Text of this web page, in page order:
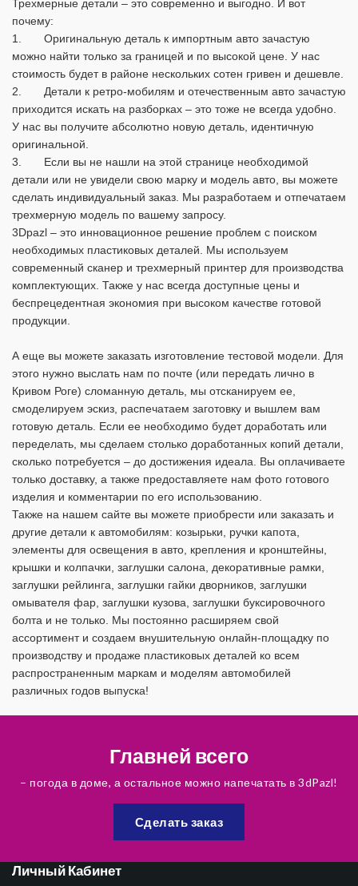
Трехмерные детали – это современно и выгодно. И вот
почему:
1. Оригинальную деталь к импортным авто зачастую
можно найти только за границей и по высокой цене. У нас
стоимость будет в районе нескольких сотен гривен и дешевле.
2. Детали к ретро-мобилям и отечественным авто зачастую
приходится искать на разборках – это тоже не всегда удобно.
У нас вы получите абсолютно новую деталь, идентичную
оригинальной.
3. Если вы не нашли на этой странице необходимой
детали или не увидели свою марку и модель авто, вы можете
сделать индивидуальный заказ. Мы разработаем и отпечатаем
трехмерную модель по вашему запросу.
3Dpazl – это инновационное решение проблем с поиском
необходимых пластиковых деталей. Мы используем
современный сканер и трехмерный принтер для производства
комплектующих. Также у нас всегда доступные цены и
беспрецедентная экономия при высоком качестве готовой
продукции.
А еще вы можете заказать изготовление тестовой модели. Для
этого нужно выслать нам по почте (или передать лично в
Кривом Роге) сломанную деталь, мы отсканируем ее,
смоделируем эскиз, распечатаем заготовку и вышлем вам
готовую деталь. Если ее необходимо будет доработать или
переделать, мы сделаем столько доработанных копий детали,
сколько потребуется – до достижения идеала. Вы оплачиваете
только доставку, а также предоставляете нам фото готового
изделия и комментарии по его использованию.
Также на нашем сайте вы можете приобрести или заказать и
другие детали к автомобилям: козырьки, ручки капота,
элементы для освещения в авто, крепления и кронштейны,
крышки и колпачки, заглушки салона, декоративные рамки,
заглушки рейлинга, заглушки гайки дворников, заглушки
омывателя фар, заглушки кузова, заглушки буксировочного
болта и не только. Мы постоянно расширяем свой
ассортимент и создаем внушительную онлайн-площадку по
производству и продаже пластиковых деталей ко всем
распространенным маркам и моделям автомобилей
различных годов выпуска!
Главней всего
– погода в доме, а остальное можно напечатать в 3dPazl!
Сделать заказ
Личный Кабинет